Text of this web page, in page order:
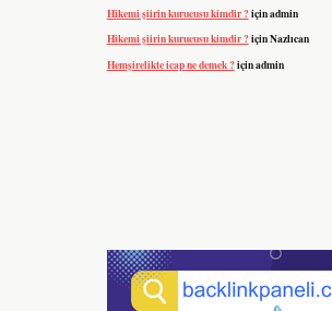
Hikemi şiirin kurucusu kimdir ?içinadmin
Hikemi şiirin kurucusu kimdir ?içinNazlıcan
Hemşirelikte icap ne demek ?içinadmin